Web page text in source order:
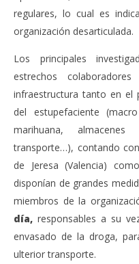
regulares, lo cual es
organización desarticulada.
Los principales
estrechos
infraestructura tanto en el
del estupefaciente
marihuana,
transporte…), contando
de Jeresa (Valencia)
disponían de grandes
miembros de la
día, responsables a su
envasado de la droga,
ulterior transporte.